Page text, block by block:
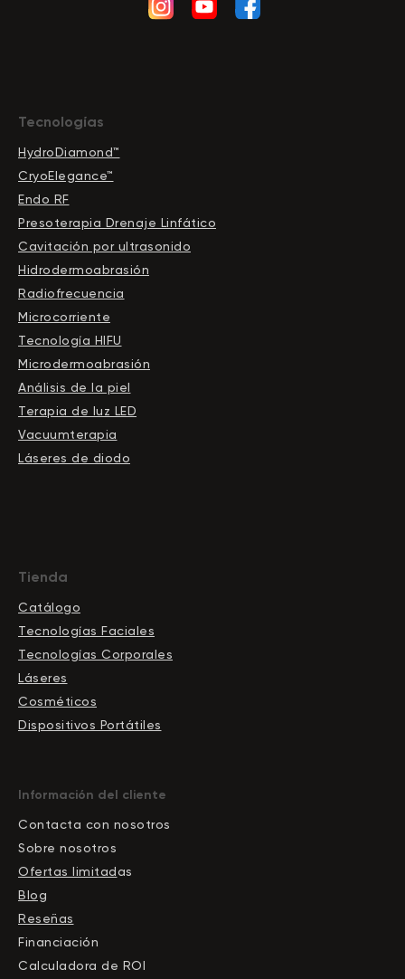
Tecnologías
HydroDiamond™
CryoElegance™
Endo RF
Presoterapia Drenaje Linfático
Cavitación por ultrasonido
Hidrodermoabrasión
Radiofrecuencia
Microcorriente
Tecnología HIFU
Microdermoabrasión
Análisis de la piel
Terapia de luz LED
Vacuumterapia
Láseres de diodo
Tienda
Catálogo
Tecnologías Faciales
Tecnologías Corporales
Láseres
Cosméticos
Dispositivos Portátiles
Información del cliente
Contacta con nosotros
Sobre nosotros
Ofertas limitadas
Blog
Reseñas
Financiación
Calculadora de ROI